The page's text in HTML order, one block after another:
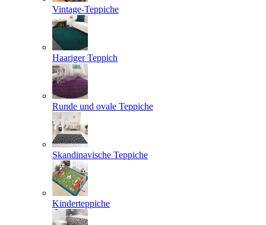
Vintage-Teppiche
Haariger Teppich
Runde und ovale Teppiche
Skandinavische Teppiche
Kinderteppiche